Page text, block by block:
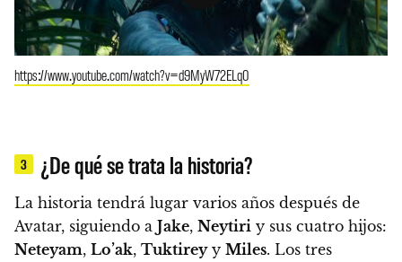
https://www.youtube.com/watch?v=d9MyW72ELq0
3 ¿De qué se trata la historia?
La historia tendrá lugar varios años después de
Avatar, siguiendo a Jake, Neytiri y sus cuatro hijos:
Neteyam, Lo’ak, Tuktireyy Miles. Los tres